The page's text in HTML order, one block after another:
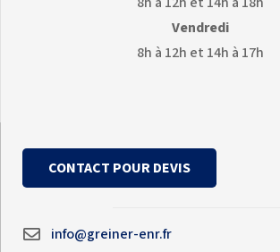
Vendredi
8h à 12h et 14h à 17h
CONTACT POUR DEVIS
info@greiner-enr.fr